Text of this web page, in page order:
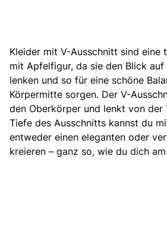
Kleider mit V-Ausschnitt sind eine
mit Apfelfigur, da sie den Blick
lenken und so für eine schöne
Körpermitte sorgen. Der V-
den Oberkörper und lenkt von der
Tiefe des Ausschnitts kannst du
entweder einen eleganten oder
kreieren – ganz so, wie du dich